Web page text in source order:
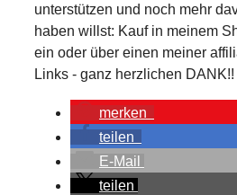
unterstützen und noch mehr
haben willst: Kauf in meinem
ein oder über einen meiner
Links - ganz herzlichen DANK!!
merken
teilen
E-Mail
teilen